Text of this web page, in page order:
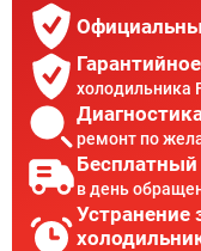
холодильника
ремонт по
в день
Устранение